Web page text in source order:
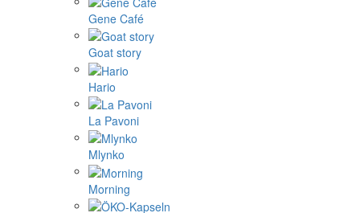
Gene Café
Goat story
Hario
La Pavoni
Mlynko
Morning